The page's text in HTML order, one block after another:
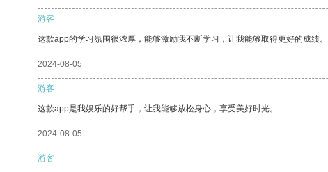
游客
这款app的学习氛围很浓厚，能够激励我不断学习，让我能够取得更好的成绩。
2024-08-05
游客
这款app是我娱乐的好帮手，让我能够放松身心，享受美好时光。
2024-08-05
游客